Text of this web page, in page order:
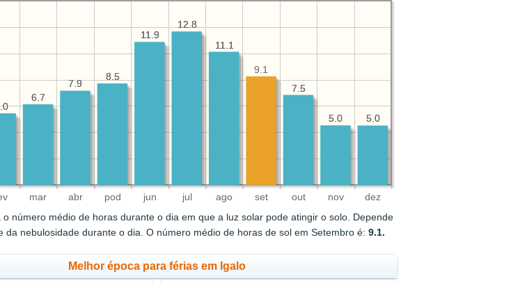
mar abr pod jun jul ago set out nov dez
5.0
5.0
7.5
11.1
12.8
11.9
8.5
7.9
6.7
5.0
5.0
7.5
9.1
11.1
12.8
11.9
8.5
7.9
6.7
o número médio de horas durante o dia em que a luz solar pode atingir o solo. Depende
da nebulosidade durante o dia. O número médio de horas de sol em Setembro é:9.1.
Melhor época para férias em Igalo